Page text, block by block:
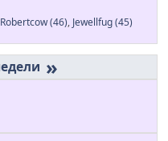
Robertcow(46), Jewellfug(45)
»